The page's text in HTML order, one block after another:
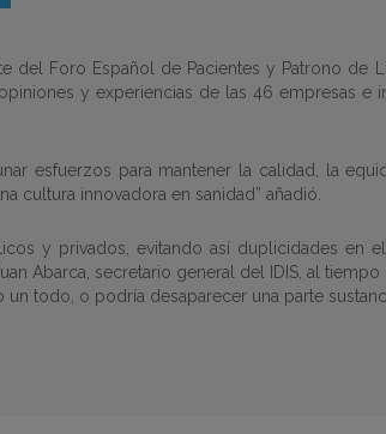
Foro Español de Pacientes y Patrono de
y experiencias de las 46 empresas e
esfuerzos para mantener la calidad, la
cultura innovadora en sanidad” añadió.
y privados, evitando así duplicidades en
Abarca, secretario general del IDIS, al
todo, o podría desaparecer una parte